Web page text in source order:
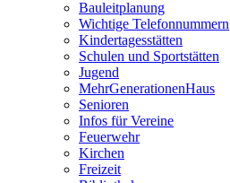
Bauleitplanung
Wichtige Telefonnummern
Kindertagesstätten
Schulen und Sportstätten
Jugend
MehrGenerationenHaus
Senioren
Infos für Vereine
Feuerwehr
Kirchen
Freizeit